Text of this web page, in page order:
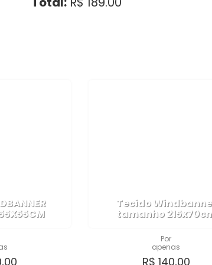
Tecido
tamanho
Por
apenas
R$ 140,00